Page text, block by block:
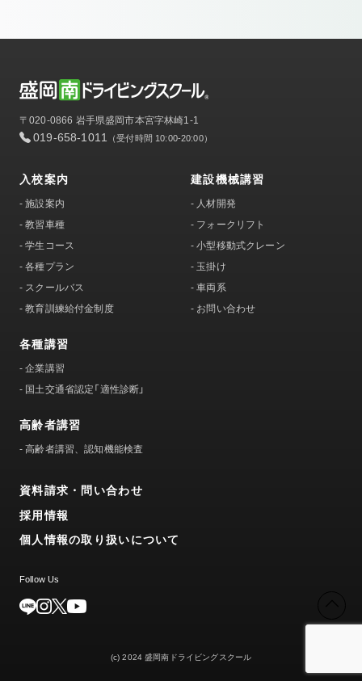
〒020-0866 岩手県盛岡市本宮字林崎1-1
019-658-1011 （受付時間 10:00-20:00）
入校案内
-施設案内
-教習車種
-学生コース
-各種プラン
- スクールバス
-教育訓練給付金制度
各種講習
-企業講習
- 国土交通省認定「適性診断」
高齢者講習
-高齢者講習、認知機能検査
建設機械講習
- 人材開発
- フォークリフト
-小型移動式クレーン
- 玉掛け
-車両系
- お問い合わせ
資料請求・問い合わせ
採用情報
個人情報の取り扱いについて
Follow Us
(c) 2024 盛岡南ドライビングスクール